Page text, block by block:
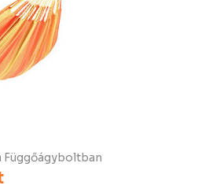
Függőágyboltban